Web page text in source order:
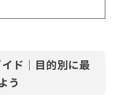
ド｜目的別に最
う